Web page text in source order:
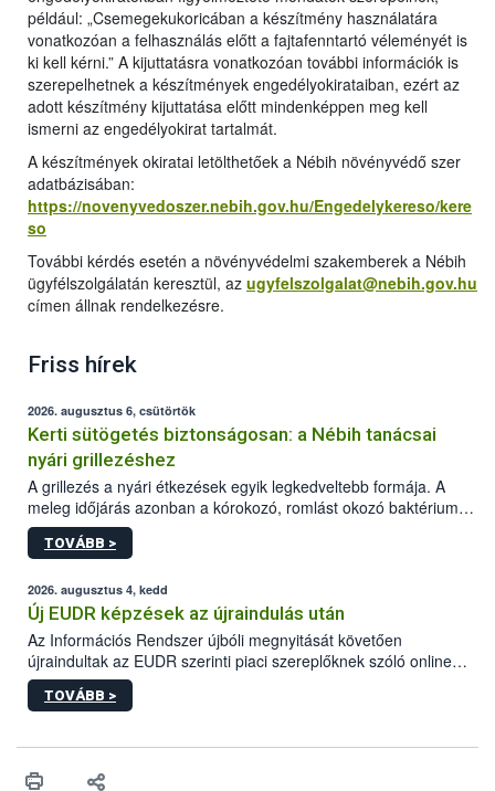
például: „Csemegekukoricában a készítmény használatára
vonatkozóan a felhasználás előtt a fajtafenntartó véleményét is
ki kell kérni.” A kijuttatásra vonatkozóan további információk is
szerepelhetnek a készítmények engedélyokirataiban, ezért az
adott készítmény kijuttatása előtt mindenképpen meg kell
ismerni az engedélyokirat tartalmát.
A készítmények okiratai letölthetőek a Nébih növényvédő szer
adatbázisában:
https://novenyvedoszer.nebih.gov.hu/Engedelykereso/kere
so
További kérdés esetén a növényvédelmi szakemberek a Nébih
ügyfélszolgálatán keresztül, az ugyfelszolgalat@nebih.gov.hu
címen állnak rendelkezésre.
Friss hírek
2026. augusztus 6, csütörtök
Kerti sütögetés biztonságosan: a Nébih tanácsai
nyári grillezéshez
A grillezés a nyári étkezések egyik legkedveltebb formája. A
meleg időjárás azonban a kórokozó, romlást okozó baktériumok
gyorsabb szaporodásának is kedvez. A szabadtéri sütögetés
ezért nem csupán a megfelelő sütési technikáról szól: legalább
higiéniai szabályok betartása, a megfelelő hőkezelés, valamint a
maradékok szakszerű tárolása. A Nemzeti Élelmiszerlánc-
biztonsági Hivatal (Nébih) Oktatási Programja összegyűjtötte a
biztonságos grillezés legfontosabb tudnivalóit.
TOVÁBB >
2026. augusztus 4, kedd
Új EUDR képzések az újraindulás után
Az Információs Rendszer újbóli megnyitását követően
újraindultak az EUDR szerinti piaci szereplőknek szóló online
képzések.
TOVÁBB >